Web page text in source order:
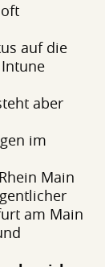
auf die
aber
im
Main
am Main